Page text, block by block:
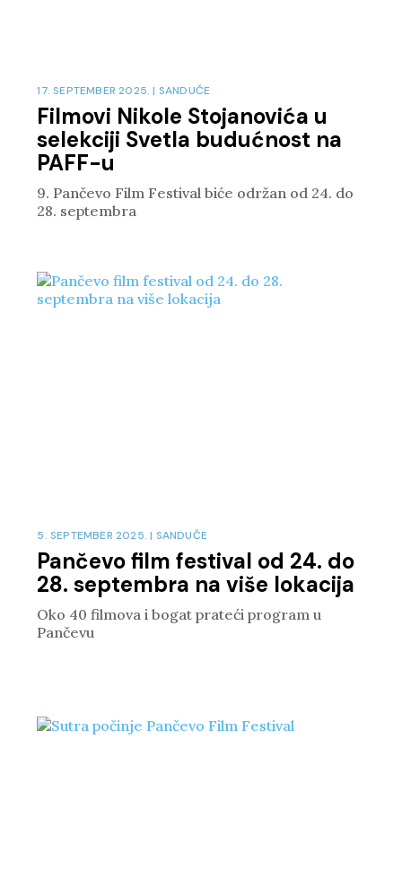
Filmovi Nikole Stojanovića u
selekciji Svetla budućnost na
PAFF-u
17. SEPTEMBER 2025. | SANDUČE
9. Pančevo Film Festival biće održan od 24. do
28. septembra
Pančevo film festival od 24. do
28. septembra na više lokacija
5. SEPTEMBER 2025. | SANDUČE
Oko 40 filmova i bogat prateći program u
Pančevu